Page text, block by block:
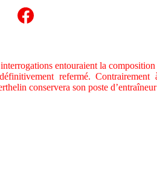
entouraient la
refermé. Contrairement
conservera son poste